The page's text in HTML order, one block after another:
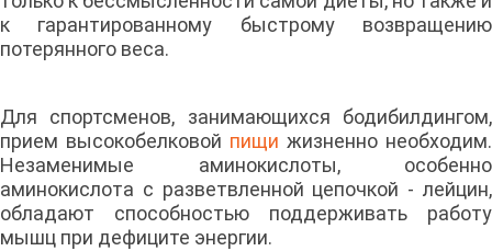
к гарантированному быстрому возвращению
потерянного веса.
Для спортсменов, занимающихся бодибилдингом,
прием высокобелковой пищи жизненно необходим.
Незаменимые аминокислоты, особенно
аминокислота с разветвленной цепочкой - лейцин,
обладают способностью поддерживать работу
мышц при дефиците энергии.